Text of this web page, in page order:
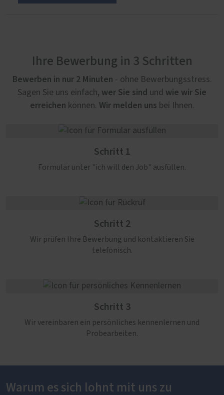
Ihre Bewerbung in 3 Schritten
Bewerben in nur 2 Minuten - ohne Bewerbungsstress.
Sagen Sie uns einfach, wer Sie sind und wie wir Sie
erreichen können. Wir melden uns bei Ihnen.
Schritt 1
Formular unter "ich will den Job" ausfüllen.
Schritt 2
Wir prüfen Ihre Bewerbung und kontaktieren Sie
telefonisch.
Schritt 3
Wir vereinbaren ein persönliches kennenlernen und
Probearbeiten.
Warum es sich lohnt mit uns zu